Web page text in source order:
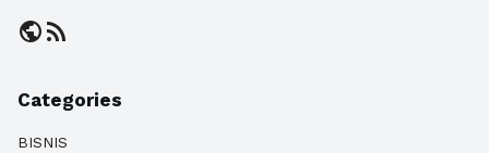
publicrss_feed
Categories
BISNIS